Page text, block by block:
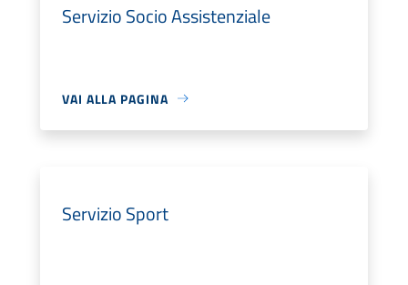
Servizio Socio Assistenziale
VAI ALLA PAGINA
Servizio Sport